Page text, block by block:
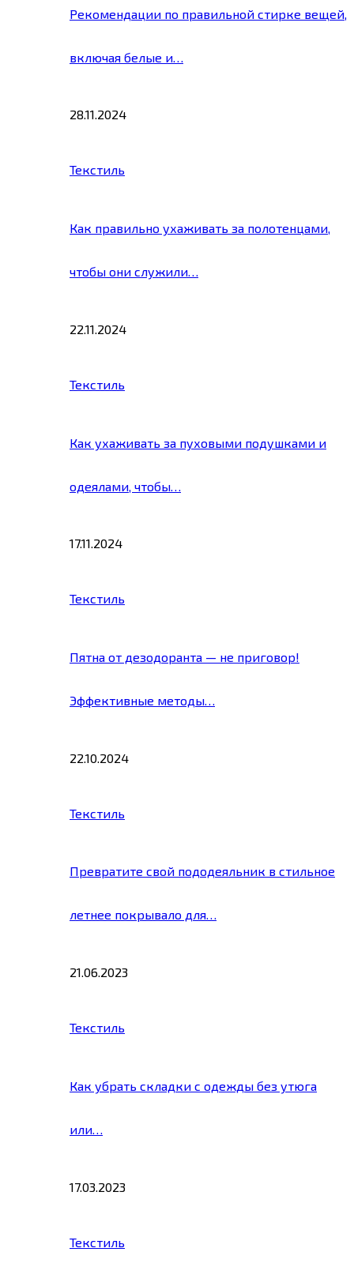
Рекомендации по правильной стирке вещей,
включая белые и…
28.11.2024
Текстиль
Как правильно ухаживать за полотенцами,
чтобы они служили…
22.11.2024
Текстиль
Как ухаживать за пуховыми подушками и
одеялами, чтобы…
17.11.2024
Текстиль
Пятна от дезодоранта — не приговор!
Эффективные методы…
22.10.2024
Текстиль
Превратите свой пододеяльник в стильное
летнее покрывало для…
21.06.2023
Текстиль
Как убрать складки с одежды без утюга
или…
17.03.2023
Текстиль